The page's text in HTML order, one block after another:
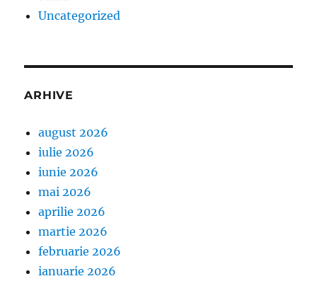
Uncategorized
ARHIVE
august 2026
iulie 2026
iunie 2026
mai 2026
aprilie 2026
martie 2026
februarie 2026
ianuarie 2026